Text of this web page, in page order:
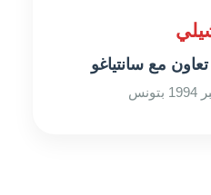
مع سانتياغو